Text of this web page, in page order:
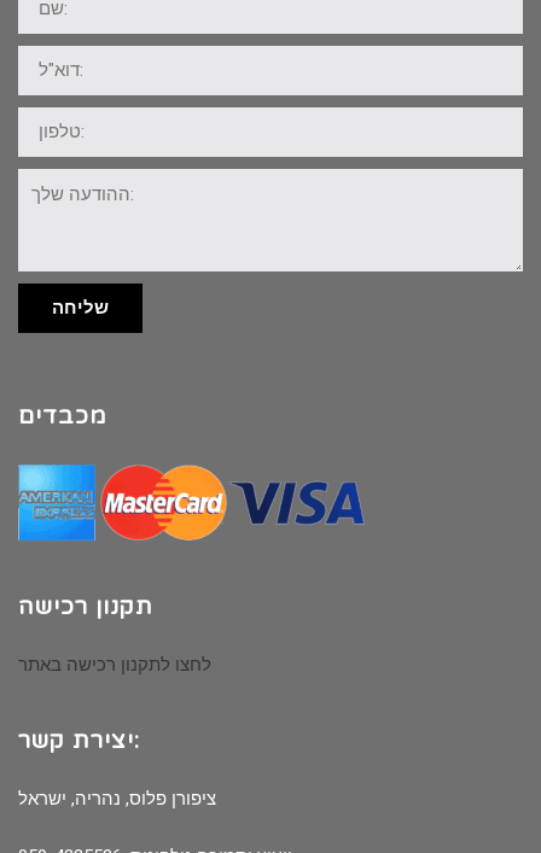
דוא"ל:
טלפון:
ההודעה
שלך:
שליחה
מכבדים
תקנון רכישה
לחצו לתקנון רכישה באתר
יצירת קשר:
ציפורן פלוס, נהריה, ישראל